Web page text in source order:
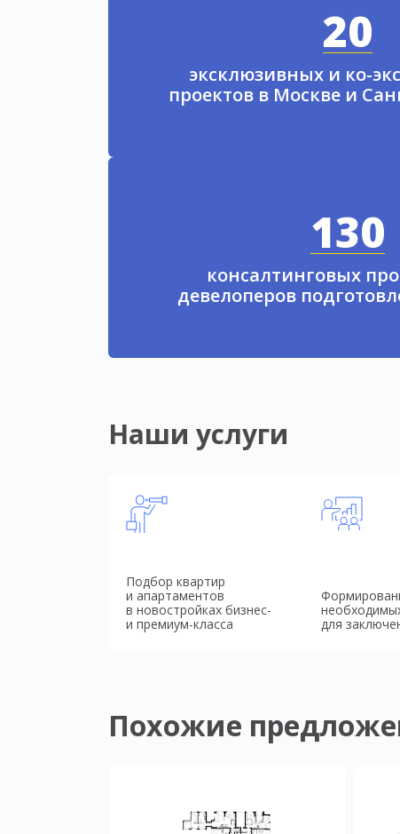
20
эксклюзивных и ко-
проектов в Москве и
130
консалтинговых
девелоперов
Наши услуги
Подбор квартир
и апартаментов
в новостройках бизнес-
и премиум-класса
для
Похожие